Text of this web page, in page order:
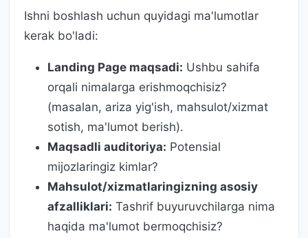
Ishni boshlash uchun quyidagi ma'lumotlar
kerak bo'ladi:
Landing Page maqsadi: Ushbu sahifa
orqali nimalarga erishmoqchisiz?
(masalan, ariza yig'ish, mahsulot/xizmat
sotish, ma'lumot berish).
Maqsadli auditoriya: Potensial
mijozlaringiz kimlar?
Mahsulot/xizmatlaringizning asosiy
afzalliklari: Tashrif buyuruvchilarga nima
haqida ma'lumot bermoqchisiz?